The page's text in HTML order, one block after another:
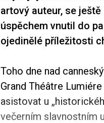
artový auteur, se
úspěchem vnutil do
ojedinělé příležitosti
Toho dne nad
Grand Théâtre
asistovat u
večerním slavnostním